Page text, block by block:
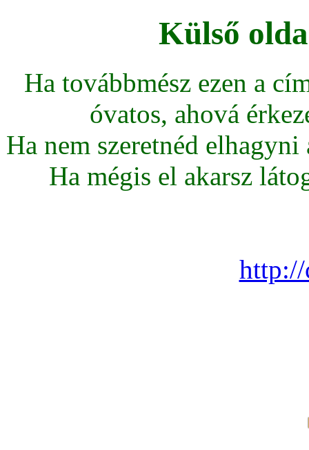
Külső
Ha továbbmész ezen a
óvatos, ahová
Ha nem szeretnéd
Ha mégis el akarsz